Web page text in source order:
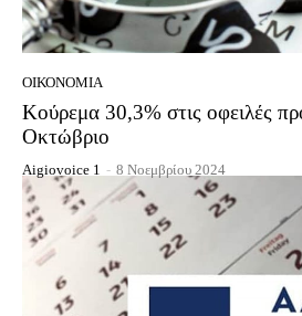
ΟΙΚΟΝΟΜΊΑ
Κούρεμα 30,3% στις οφειλές
Οκτώβριο
Aigiovoice 1 - 8 Νοεμβρίου 2024